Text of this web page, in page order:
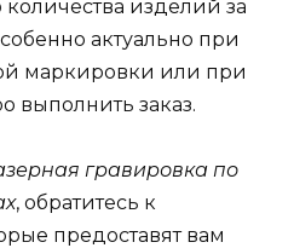
изделий за
актуально при
маркировки или при
выполнить заказ.
гравировка по
, обратитесь к
предоставят вам